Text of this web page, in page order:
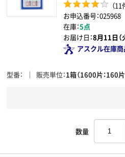
（11
お申込番号：025968
在庫：5点
お届け日：8月11日（
アスクル在庫商
型番 販売単位 1箱（1600片：160
数量